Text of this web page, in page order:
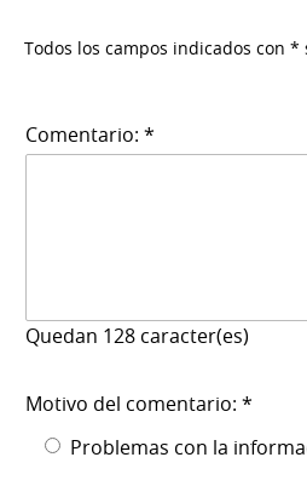
Todos los campos indicados con *
Comentario: *
Quedan 128 caracter(es)
Motivo del comentario: *
Problemas con la